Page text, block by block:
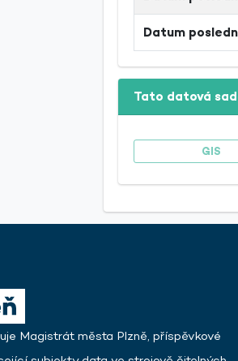
Datum
Tato datová
GIS
Magistrát města Plzně, příspěvkové